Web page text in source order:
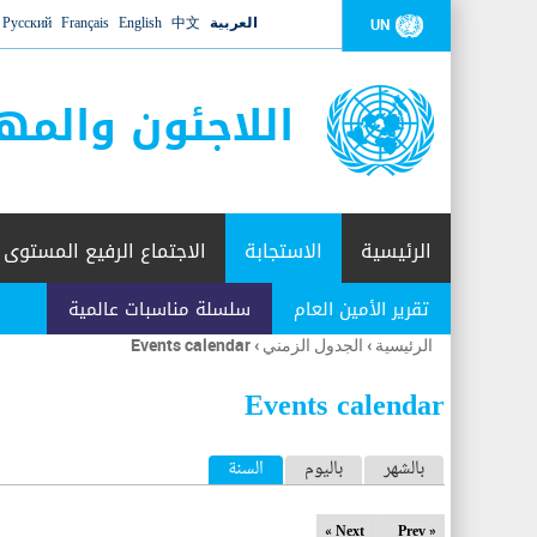
UN العربية 中文
English
Français
Русский
اللاجئون
الرئيسية الاستجابة
تقرير الأمين العام سلسلة مناسبات عالمية
الاجتماع الرفيع المستوى
أنت
هنا
الرئيسية › الجدول الزمني ›
Events calendar
Events calendar
ا
ل
بالشهر باليوم السنة (علامة التبويب النشطة)